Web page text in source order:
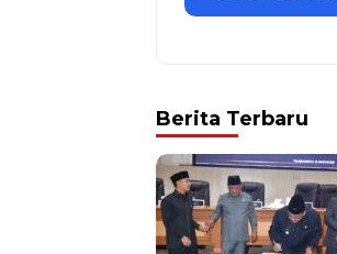
Berita Terbaru